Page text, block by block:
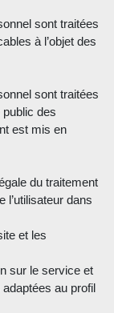
sont traitées
à l’objet des
sont traitées
des
est mis en
du traitement
l’utilisateur dans
et les
sur le service et
au profil